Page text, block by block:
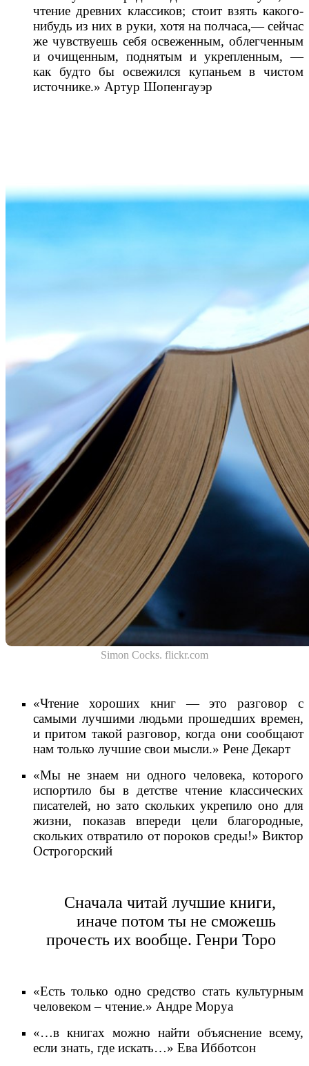
чтение древних классиков; стоит взять какого-
нибудь из них в руки, хотя на полчаса,— сейчас
же чувствуешь себя освеженным, облегченным
и очищенным, поднятым и укрепленным, —
как будто бы освежился купаньем в чистом
источнике.» Артур Шопенгауэр
Simon Cocks. flickr.com
«Чтение хороших книг — это разговор с
самыми лучшими людьми прошедших времен,
и притом такой разговор, когда они сообщают
нам только лучшие свои мысли.» Рене Декарт
«Мы не знаем ни одного человека, которого
испортило бы в детстве чтение классических
писателей, но зато скольких укрепило оно для
жизни, показав впереди цели благородные,
скольких отвратило от пороков среды!» Виктор
Острогорский
Сначала читай лучшие книги,
иначе потом ты не сможешь
прочесть их вообще. Генри Торо
«Есть только одно средство стать культурным
человеком – чтение.» Андре Моруа
«…в книгах можно найти объяснение всему,
если знать, где искать…» Ева Ибботсон